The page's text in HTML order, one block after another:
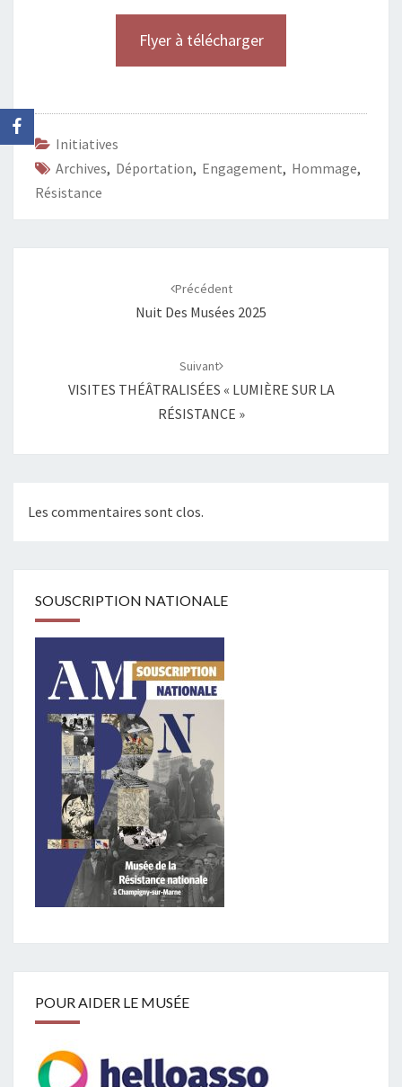
Flyer à télécharger
Initiatives
Archives, Déportation, Engagement, Hommage,
Résistance
Précédent
Nuit Des Musées 2025
Suivant
VISITES THÉÂTRALISÉES « LUMIÈRE SUR LA
RÉSISTANCE »
Les commentaires sont clos.
SOUSCRIPTION NATIONALE
POUR AIDER LE MUSÉE